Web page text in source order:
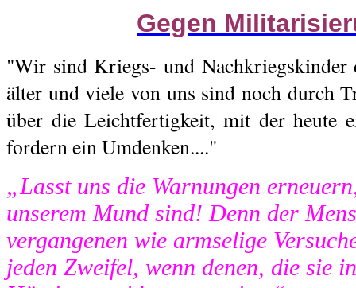
Gegen
"Wir sind Kriegs- und Nachkriegskinder
älter und viele von uns sind noch durch
über die Leichtfertigkeit, mit der heute
fordern ein Umdenken...."
„Lasst uns die Warnungen
unserem Mund sind! Denn der
vergangenen wie armselige
jeden Zweifel, wenn denen, die sie